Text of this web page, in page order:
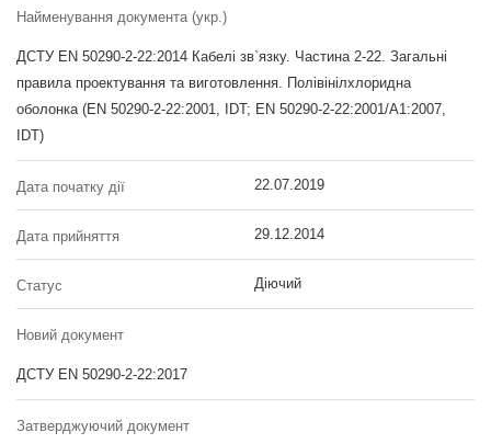
Найменування документа (укр.)
ДСТУ EN 50290-2-22:2014 Кабелі зв`язку. Частина 2-22. Загальні
правила проектування та виготовлення. Полівінілхлоридна
оболонка (EN 50290-2-22:2001, IDT; EN 50290-2-22:2001/A1:2007,
IDT)
Дата початку дії 22.07.2019
Дата прийняття 29.12.2014
Статус Діючий
Новий документ
ДСТУ EN 50290-2-22:2017
Затверджуючий документ